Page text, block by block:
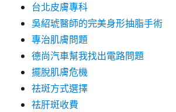
台北皮膚專科
吳紹琥醫師的完美身形抽脂手術
專治肌膚問題
德尚汽車幫我找出電路問題
擺脫肌膚危機
祛斑方式選擇
祛肝斑收費